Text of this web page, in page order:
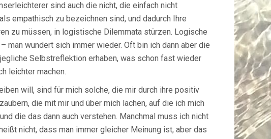
sind auch die nicht, die einfach nicht
empathisch zu bezeichnen sind, und dadurch Ihre
zu müssen, in logistische Dilemmata stürzen. Logische
man wundert sich immer wieder. Oft bin ich dann aber die
Selbstreflektion erhaben, was schon fast wieder
leichter machen.
will, sind für mich solche, die mir durch ihre positiv
die mit mir und über mich lachen, auf die ich mich
die das dann auch verstehen. Manchmal muss ich nicht
nicht, dass man immer gleicher Meinung ist, aber das